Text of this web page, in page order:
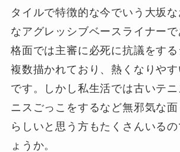
タイルで特徴的な今でいう大坂
なアグレッシブベースライナー
格面では主審に必死に抗議をす
複数描かれており、熱くなりや
です。しかし私生活では古いテ
ニスごっこをするなど無邪気な
らしいと思う方もたくさんいる
ょうか。